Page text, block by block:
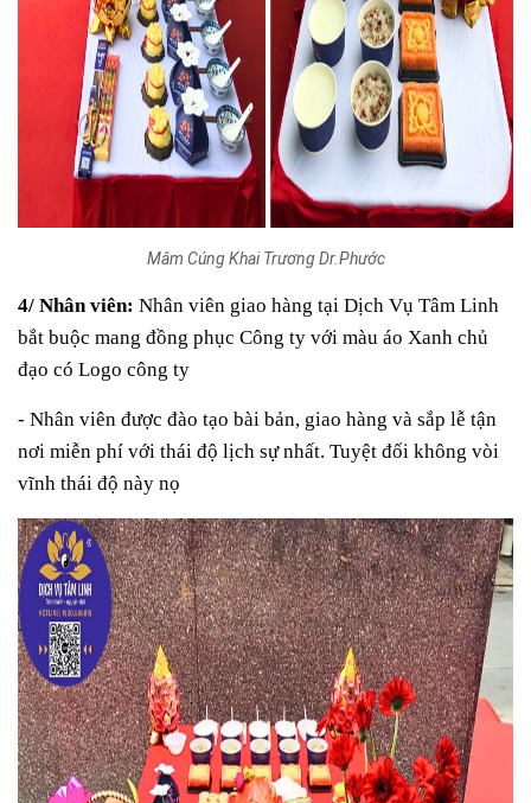
Mâm Cúng Khai Trương Dr.Phước
4/ Nhân viên: Nhân viên giao hàng tại Dịch Vụ Tâm Linh
bắt buộc mang đồng phục Công ty với màu áo Xanh chủ
đạo có Logo công ty
- Nhân viên được đào tạo bài bản, giao hàng và sắp lễ tận
nơi miễn phí với thái độ lịch sự nhất. Tuyệt đối không vòi
vĩnh thái độ này nọ